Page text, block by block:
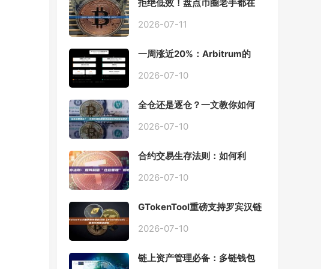
拒绝低效！盘点币圈老手都在
具
2026-07-11
一周涨近20%：Arbitrum的
Chain一夜盘活
2026-07-10
全仓还是逐仓？一文教你如何
2026-07-10
合约交易生存法则：如何利
2026-07-10
GTokenTool重磅支持罗宾汉链
程全解析
2026-07-10
链上资产管理必备：多链钱包